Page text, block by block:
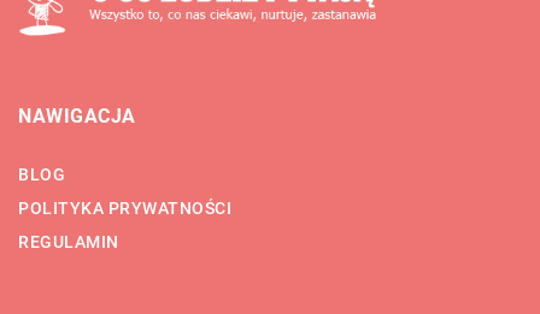
NAWIGACJA
BLOG
POLITYKA PRYWATNOŚCI
REGULAMIN